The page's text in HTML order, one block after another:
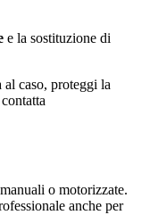
e la sostituzione di
caso, proteggi la
o motorizzate.
anche per